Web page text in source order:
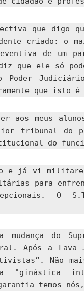
que digo
criado: o
de um
que ele só
Poder
que isto
aos meus
tribunal do
do
e já vi
para
O
mudança do
Após a Lava
Não
"ginástica
temos